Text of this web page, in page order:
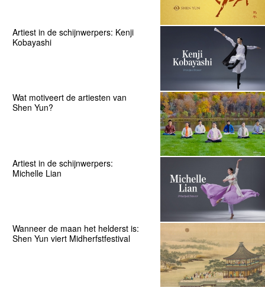
Artiest in de schijnwerpers: Kenji
Kobayashi
Wat motiveert de artiesten van
Shen Yun?
Artiest in de schijnwerpers:
Michelle Lian
Wanneer de maan het helderst is:
Shen Yun viert Midherfstfestival